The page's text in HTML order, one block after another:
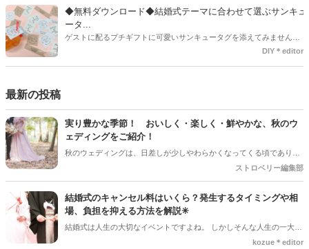
り、付けるものの素材や色にあわせて選ぶことができるんです♪*
◆無料ダウンロード◆結婚式テーマに合わせて選ぶサンキュ
ータ...
ゲストに配るプチギフトに可愛いサンキュータグを添えてみません
か？今回の記事では無料でダウンロードできる春婚にもピッタリなサ
DIY＊editor
最新の投稿
実り豊かな季節！ おいしく・楽しく・鮮やかな、秋のウ
ェディングをご紹介！
秋のウェディングは、日差しが少しやわらかくなってくる頃であり、
色々なことへの行動的がみなぎってくる季節。同時に、おいしいもの
クして準備を進めましょう♪
ストロベリー編集部
結婚式のキャンセル料はいくら？発生するタイミングや相
場、負担を抑える方法を解説✳︎
結婚式は人生の大切なイベントですよね。 しかしそんな人生の一大イ
ベントでも、やむを得ない事情で延期や中止、キャンセルを検討しな
kozue＊editor